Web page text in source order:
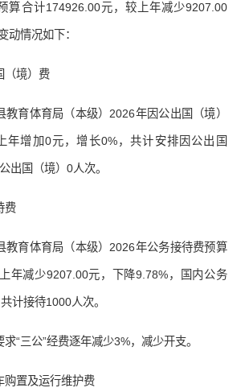
算合计174926.00元，较上年减少9207.00
动情况如下：
（境）费
教育体育局（本级）2026年因公出国（境）
年增加0元，增长0%，共计安排因公出国
出国（境）0人次。
费
教育体育局（本级）2026年公务接待费预算
年减少9207.00元，下降9.78%，国内公务
计接待1000人次。
“三公”经费逐年减少3%，减少开支。
购置及运行维护费